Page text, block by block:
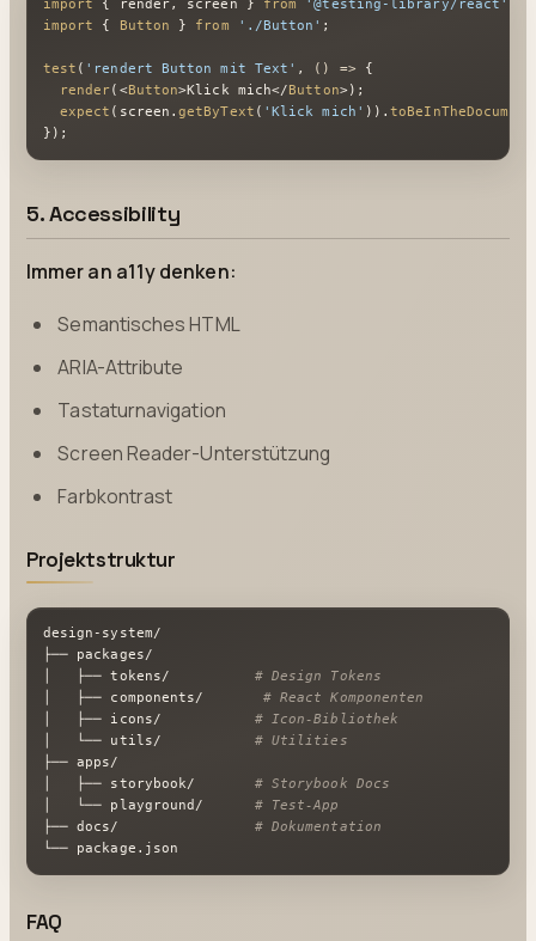
import { render, screen } from '@testing-library/react'
import { Button } from './Button' ;
test ( 'rendert Button mit Text' , () => {
render( <Button>Klick mich</Button>);
expect (screen.getByText ( 'Klick mich' )).toBeInTheDocument
});
5. Accessibility
Immer an a11y denken:
Semantisches HTML
ARIA-Attribute
Tastaturnavigation
Screen Reader-Unterstützung
Farbkontrast
Projektstruktur
design-system/
├── packages/
│   ├── tokens/ # Design Tokens
│   ├── components/ # React Komponenten
│   ├── icons/ # Icon-Bibliothek
│   └── utils/ # Utilities
├── apps/
│   ├── storybook/ # Storybook Docs
│   └── playground/ # Test-App
├── docs/ # Dokumentation
└── package.json
FAQ